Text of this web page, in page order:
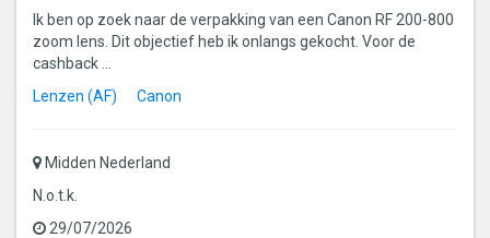
Ik ben op zoek naar de verpakking van een Canon RF 200-800
zoom lens. Dit objectief heb ik onlangs gekocht. Voor de
cashback ...
Lenzen (AF)
Canon
Midden Nederland
N.o.t.k.
29/07/2026